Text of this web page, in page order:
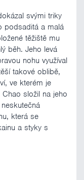
svými triky
podsaditá a malá
těžiště mu
běh. Jeho levá
nohu využíval
takové oblibě,
ve kterém je
složil na jeho
která se
a styky s